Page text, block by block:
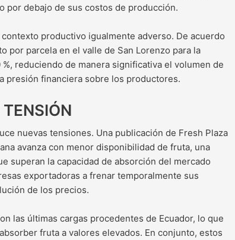
por debajo de sus costos de producción.
productivo igualmente adverso. De acuerdo
por parcela en el valle de San Lorenzo para la
reduciendo de manera significativa el volumen de
presión financiera sobre los productores.
nuevas tensiones. Una publicación de Fresh Plaza
avanza con menor disponibilidad de fruta, una
superan la capacidad de absorción del mercado
exportadoras a frenar temporalmente sus
de los precios.
las últimas cargas procedentes de Ecuador, lo que
fruta a valores elevados. En conjunto, estos